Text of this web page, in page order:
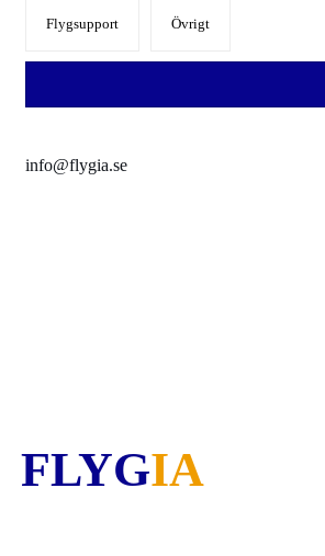
Flygsupport Övrigt
info@flygia.se
FLYGIA